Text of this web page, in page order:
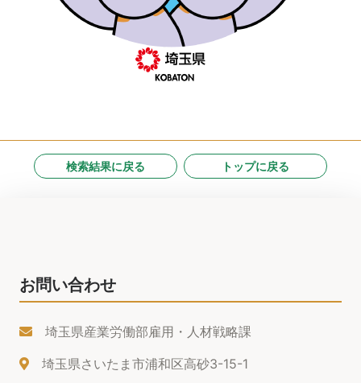
検索結果に戻る トップに戻る
お問い合わせ
埼玉県産業労働部雇用・人材戦略課
埼玉県さいたま市浦和区高砂3-15-1